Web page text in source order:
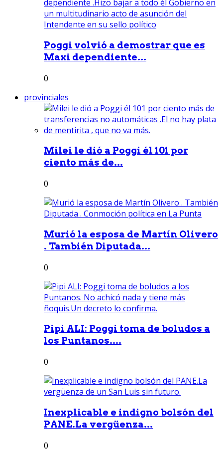
Poggi volvió a demostrar que es
Maxi dependiente...
0
provinciales
Milei le dió a Poggi él 101 por
ciento más de...
0
Murió la esposa de Martín Olivero
. También Diputada...
0
Pipi ALI: Poggi toma de boludos a
los Puntanos....
0
Inexplicable e indigno bolsón del
PANE.La vergüenza...
0